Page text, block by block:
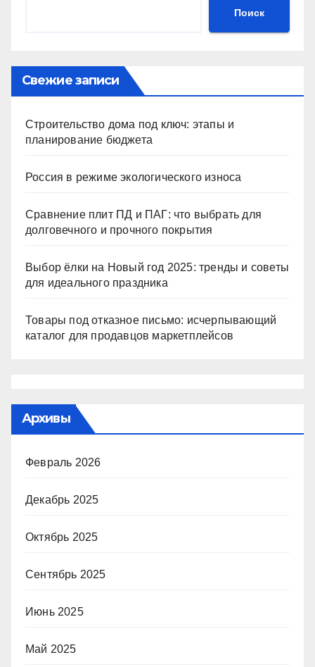
Поиск
Свежие записи
Строительство дома под ключ: этапы и
планирование бюджета
Россия в режиме экологического износа
Сравнение плит ПД и ПАГ: что выбрать для
долговечного и прочного покрытия
Выбор ёлки на Новый год 2025: тренды и советы
для идеального праздника
Товары под отказное письмо: исчерпывающий
каталог для продавцов маркетплейсов
Архивы
Февраль 2026
Декабрь 2025
Октябрь 2025
Сентябрь 2025
Июнь 2025
Май 2025